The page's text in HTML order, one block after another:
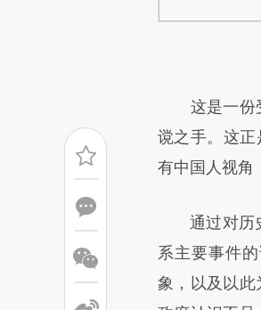
这是一份受
谠之手。这
有中国人视角
通过对历史
系主要事件
象，以及以此